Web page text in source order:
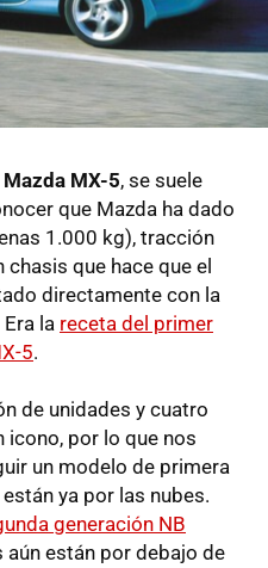
MX-5, se suele
que Mazda ha dado
1.000 kg), tracción
que hace que el
directamente con la
la receta del primer
5.
de unidades y cuatro
icono, por lo que nos
un modelo de primera
ya por las nubes.
generación NB
aún están por debajo de